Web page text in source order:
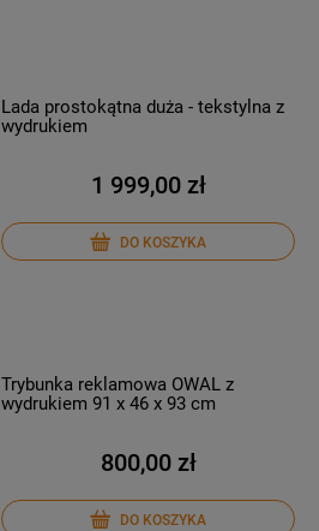
Lada prostokątna duża - tekstylna z
wydrukiem
1 999,00 zł
DO KOSZYKA
Trybunka reklamowa OWAL z
wydrukiem 91 x 46 x 93 cm
800,00 zł
DO KOSZYKA